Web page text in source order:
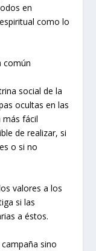
en
como lo
común
social de la
ocultas en las
más fácil
de realizar, si
o si no
valores a los
si las
a éstos.
sino